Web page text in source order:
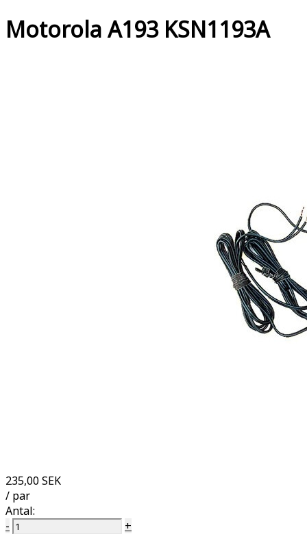
Motorola A193 KSN1193A
235,00 SEK
/ par
Antal:
-
+